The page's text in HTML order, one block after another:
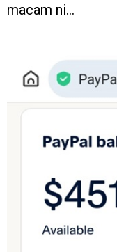
macam ni…